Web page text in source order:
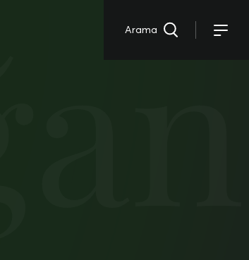
Arama